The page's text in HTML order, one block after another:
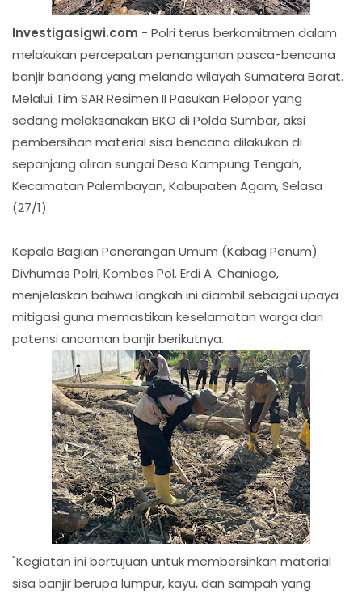
Investigasigwi.com - Polri terus berkomitmen dalam
melakukan percepatan penanganan pasca-bencana
banjir bandang yang melanda wilayah Sumatera Barat.
Melalui Tim SAR Resimen II Pasukan Pelopor yang
sedang melaksanakan BKO di Polda Sumbar, aksi
pembersihan material sisa bencana dilakukan di
sepanjang aliran sungai Desa Kampung Tengah,
Kecamatan Palembayan, Kabupaten Agam, Selasa
(27/1).
​Kepala Bagian Penerangan Umum (Kabag Penum)
Divhumas Polri, Kombes Pol. Erdi A. Chaniago,
menjelaskan bahwa langkah ini diambil sebagai upaya
mitigasi guna memastikan keselamatan warga dari
potensi ancaman banjir berikutnya.
​"Kegiatan ini bertujuan untuk membersihkan material
sisa banjir berupa lumpur, kayu, dan sampah yang